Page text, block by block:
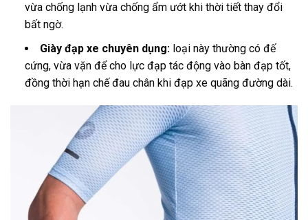
vừa chống lạnh vừa chống ẩm ướt khi thời tiết thay đổi
bất ngờ.
Giày đạp xe chuyên dụng: loại này thường có đế
cứng, vừa vặn để cho lực đạp tác động vào bàn đạp tốt,
đồng thời hạn chế đau chân khi đạp xe quãng đường dài.